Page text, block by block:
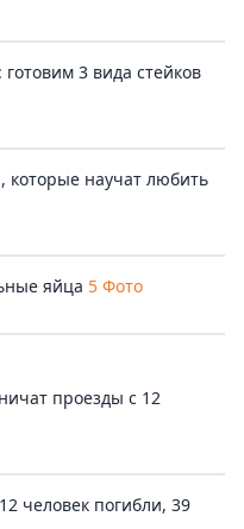
3 вида стейков
научат любить
яйца 5 Фото
проезды с 12
человек погибли, 39